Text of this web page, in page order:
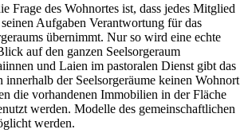
Frage des Wohnortes ist, dass jedes Mitglied
seinen Aufgaben Verantwortung für das
übernimmt. Nur so wird eine echte
auf den ganzen Seelsorgeraum
und Laien im pastoralen Dienst gibt das
innerhalb der Seelsorgeräume keinen Wohnort
die vorhandenen Immobilien in der Fläche
werden. Modelle des gemeinschaftlichen
werden.